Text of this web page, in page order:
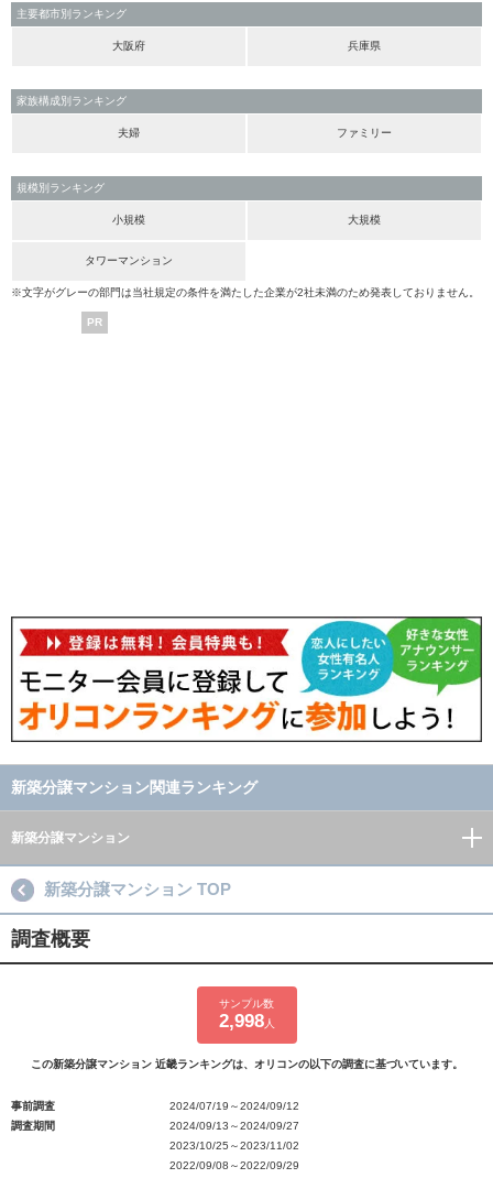
主要都市別ランキング
大阪府 兵庫県
家族構成別ランキング
夫婦 ファミリー
規模別ランキング
小規模 大規模
タワーマンション
※文字がグレーの部門は当社規定の条件を満たした企業が2社未満のため発表しておりません。
PR
新築分譲マンション関連ランキング
新築分譲マンション
新築分譲マンション TOP
調査概要
サンプル数
2,998人
この新築分譲マンション 近畿ランキングは、オリコンの以下の調査に基づいています。
事前調査
2024/07/19～2024/09/12
調査期間
2024/09/13～2024/09/27
2023/10/25～2023/11/02
2022/09/08～2022/09/29